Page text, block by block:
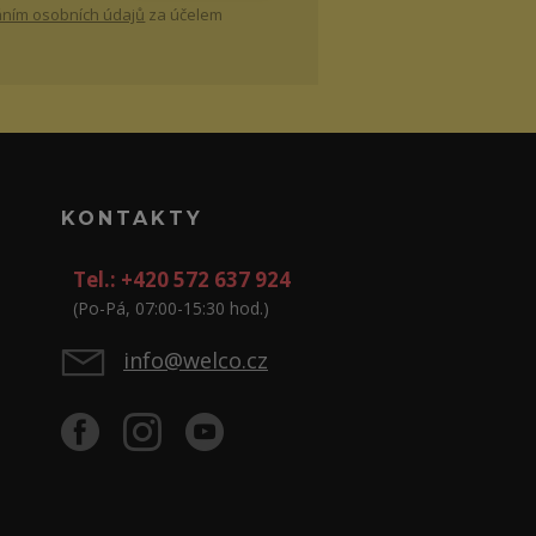
osobních údajů za účelem
KONTAKTY
Tel.: +420 572 637 924
(Po-Pá, 07:00-15:30 hod.)
info@welco.cz